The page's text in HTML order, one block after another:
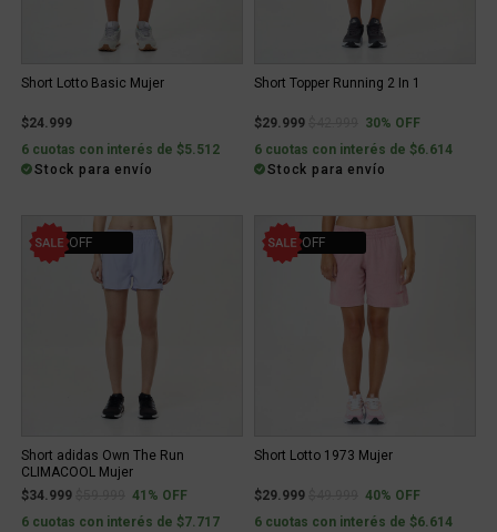
Short Lotto Basic Mujer
$24.999
6 cuotas con interés de $5.512
Stock para envío
Short Topper Running 2 In 1
$29.999 Price reduced from
to30% OFF
6 cuotas con interés de $6.614
Stock para envío
41% OFF
Short adidas Own The Run
CLIMACOOL Mujer
$34.999
Price reduced from
to41% OFF
6 cuotas con interés de $7.717
40% OFF
Short Lotto 1973 Mujer
$29.999 Price reduced from
to40% OFF
6 cuotas con interés de $6.614